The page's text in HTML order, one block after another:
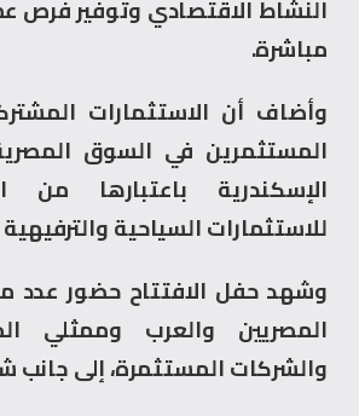
النشاط الاقتصادي وتوفير فرص
مباشرة.
وأضاف أن الاستثمارات
المستثمرين في السوق
الإسكندرية باعتبارها من
للاستثمارات السياحية والترفيهية
وشهد حفل الافتتاح حضور عدد
المصريين والعرب وممثلي
والشركات المستثمرة، إلى جانب